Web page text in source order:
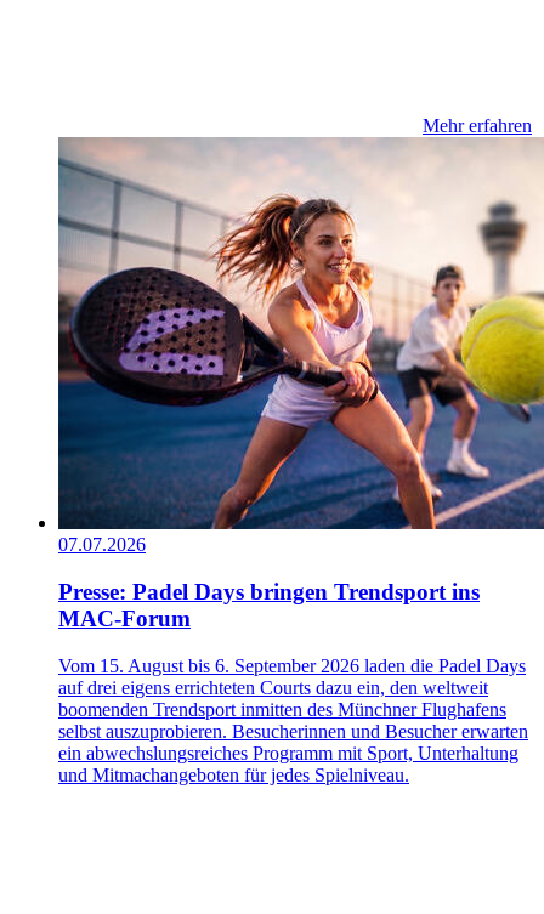
Mehr erfahren
07.07.2026
Presse: Padel Days bringen Trendsport ins
MAC-Forum
Vom 15. August bis 6. September 2026 laden die Padel Days
auf drei eigens errichteten Courts dazu ein, den weltweit
boomenden Trendsport inmitten des Münchner Flughafens
selbst auszuprobieren. Besucherinnen und Besucher erwarten
ein abwechslungsreiches Programm mit Sport, Unterhaltung
und Mitmachangeboten für jedes Spielniveau.